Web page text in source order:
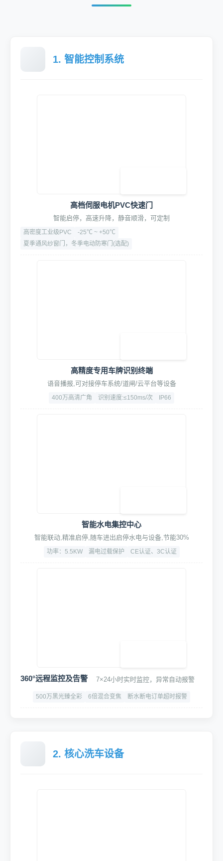
1. 智能控制系统
高档伺服电机PVC快速门
智能启停，高速升降，静音顺滑，可定制
高密度工业级PVC
-25℃ ~ +50℃
夏季通风纱窗门，冬季电动防寒门(选配)
高精度专用车牌识别终端
语音播报,可对接停车系统/道闸/云平台等设备
400万高清广角 识别速度:≤150ms/次 IP66
智能水电集控中心
智能联动,精准启停,随车进出启停水电与设备,节能30%
功率：5.5KW 漏电过载保护 CE认证、3C认证
360°远程监控及告警 7×24小时实时监控，异常自动报警
500万黑光臻全彩 6倍混合变焦 断水断电订单超时报警
2. 核心洗车设备